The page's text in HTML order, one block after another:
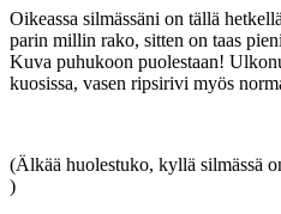
Oikeassa silmässäni on tällä
parin millin rako, sitten on taas
Kuva puhukoon puolestaan!
kuosissa, vasen ripsirivi myös
(Älkää huolestuko, kyllä silmässä
)